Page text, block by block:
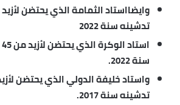
تدشينه سنة 2022
سنة 2022.
تدشينه سنة 2017.